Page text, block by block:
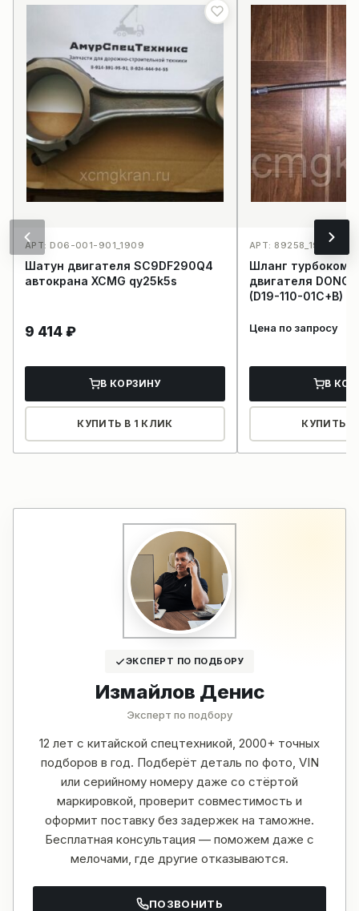
АРТ: D06-001-901_1909
Шатун двигателя SC9DF290Q4
автокрана XCMG qy25k5s
9 414 ₽
В КОРЗИНУ
КУПИТЬ В 1 КЛИК
АРТ: 89258_1923
Шланг
двигателя DONG
(D19-110-01C+B)
Цена по запросу
В
КУПИТЬ В
ЭКСПЕРТ ПО ПОДБОРУ
Измайлов Денис
Эксперт по подбору
12 лет с китайской спецтехникой, 2000+ точных
подборов в год. Подберёт деталь по фото, VIN
или серийному номеру даже со стёртой
маркировкой, проверит совместимость и
оформит поставку без задержек на таможне.
Бесплатная консультация — поможем даже с
мелочами, где другие отказываются.
ПОЗВОНИТЬ